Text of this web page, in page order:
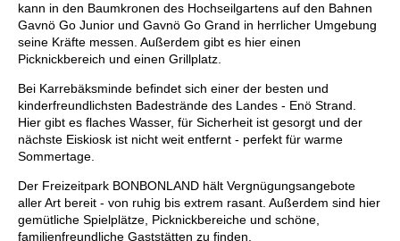
kann in den Baumkronen des Hochseilgartens auf den Bahnen
Gavnö Go Junior und Gavnö Go Grand in herrlicher Umgebung
seine Kräfte messen. Außerdem gibt es hier einen
Picknickbereich und einen Grillplatz.
Bei Karrebäksminde befindet sich einer der besten und
kinderfreundlichsten Badestrände des Landes - Enö Strand.
Hier gibt es flaches Wasser, für Sicherheit ist gesorgt und der
nächste Eiskiosk ist nicht weit entfernt - perfekt für warme
Sommertage.
Der Freizeitpark BONBONLAND hält Vergnügungsangebote
aller Art bereit - von ruhig bis extrem rasant. Außerdem sind hier
gemütliche Spielplätze, Picknickbereiche und schöne,
familienfreundliche Gaststätten zu finden.